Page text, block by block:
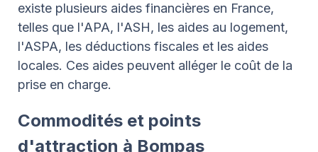
existe plusieurs aides financières en France,
telles que l'APA, l'ASH, les aides au logement,
l'ASPA, les déductions fiscales et les aides
locales. Ces aides peuvent alléger le coût de la
prise en charge.
Commodités et points
d'attraction à Bompas